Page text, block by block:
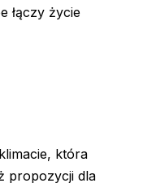
łączy życie
która
propozycji dla